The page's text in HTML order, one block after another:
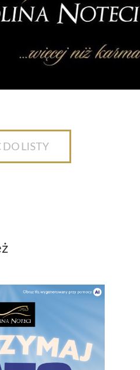
LISTY